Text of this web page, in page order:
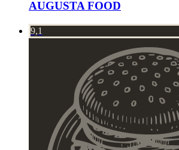
AUGUSTA FOOD
9,1